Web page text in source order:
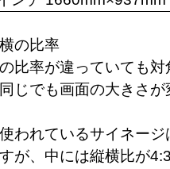
横の比率
比率が違っていても
じでも画面の大きさが
われているサイネー
が、中には縦横比が